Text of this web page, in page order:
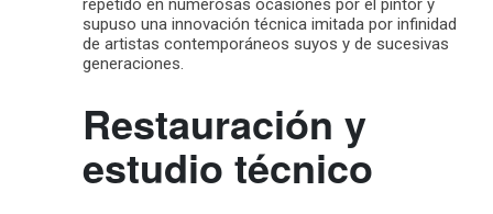
repetido en numerosas ocasiones por el pintor y
supuso una innovación técnica imitada por infinidad
de artistas contemporáneos suyos y de sucesivas
generaciones.
Restauración y
estudio técnico